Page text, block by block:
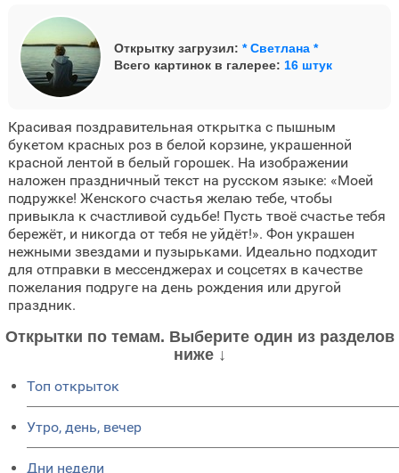
Открытку загрузил: * Светлана *
Всего картинок в галерее: 16 штук
Красивая поздравительная открытка с пышным
букетом красных роз в белой корзине, украшенной
красной лентой в белый горошек. На изображении
наложен праздничный текст на русском языке: «Моей
подружке! Женского счастья желаю тебе, чтобы
привыкла к счастливой судьбе! Пусть твоё счастье тебя
бережёт, и никогда от тебя не уйдёт!». Фон украшен
нежными звездами и пузырьками. Идеально подходит
для отправки в мессенджерах и соцсетях в качестве
пожелания подруге на день рождения или другой
праздник.
Открытки по темам. Выберите один из разделов
ниже ↓
Топ открыток
Утро, день, вечер
Дни недели